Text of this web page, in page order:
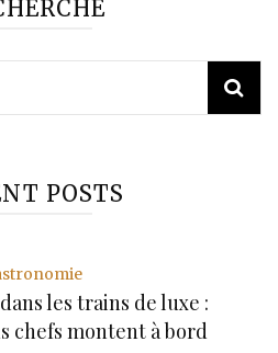
POSTS
les trains de luxe :
chefs montent à bord